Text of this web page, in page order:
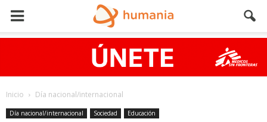
Inicio Día nacional/internacional
Día nacional/internacional Sociedad Educación